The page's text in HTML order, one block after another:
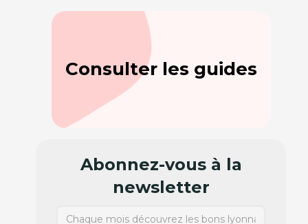
Consulter les guides
Abonnez-vous à la
newsletter